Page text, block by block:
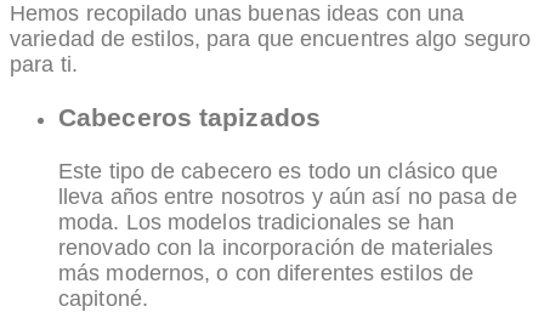
Hemos recopilado unas buenas ideas con una
variedad de estilos, para que encuentres algo seguro
para ti.
Cabeceros tapizados
Este tipo de cabecero es todo un clásico que
lleva años entre nosotros y aún así no pasa de
moda. Los modelos tradicionales se han
renovado con la incorporación de materiales
más modernos, o con diferentes estilos de
capitoné.